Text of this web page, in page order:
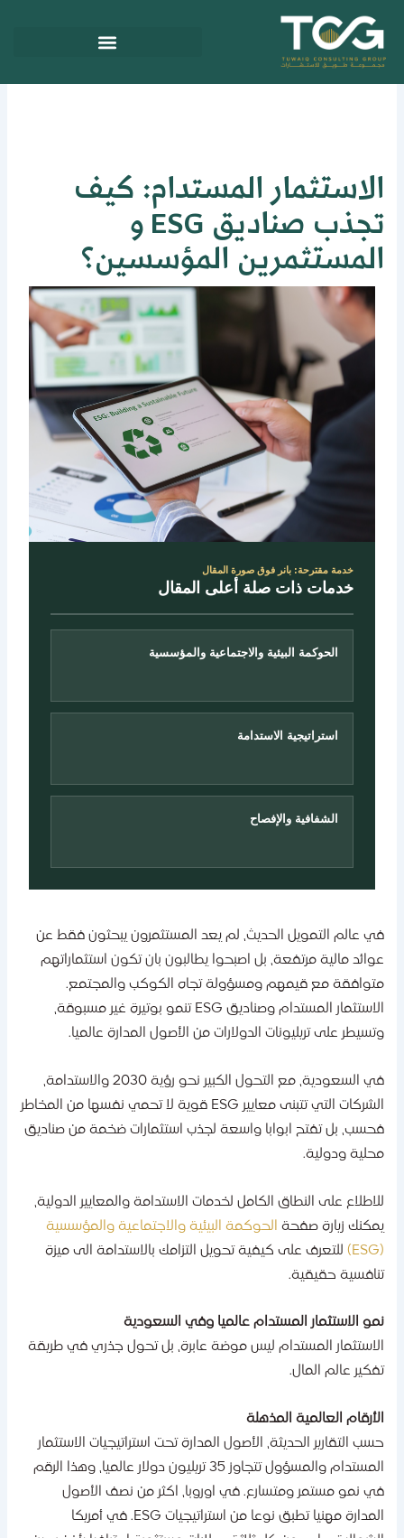
المستدام: كيف
تجذب صناديق ESG و
المؤسسين؟
خدمة مقترحة: بانر فوق صورة المقال
خدمات ذات صلة أعلى المقال
الحوكمة البيئية والاجتماعية والمؤسسية
استراتيجية الاستدامة
الشفافية والإفصاح
عالم التمويل الحديث، لم يعد المستثمرون يبحثون فقط عن
مالية مرتفعة، بل اصبحوا يطالبون بان تكون استثماراتهم
مع قيمهم ومسؤولة تجاه الكوكب والمجتمع.
الاستثمار المستدام وصناديق ESG تنمو بوتيرة غير مسبوقة،
على تريليونات الدولارات من الأصول المدارة عالميا.
في السعودية، مع التحول الكبير نحو رؤية 2030 والاستدامة،
الشركات التي تتبنى معايير ESG قوية لا تحمي نفسها من المخاطر
بل تفتح ابوابا واسعة لجذب استثمارات ضخمة من صناديق
ودولية.
على النطاق الكامل لخدمات الاستدامة والمعايير الدولية،
زيارة صفحة الحوكمة البيئية والاجتماعية والمؤسسية
للتعرف على كيفية تحويل التزامك بالاستدامة الى ميزة
حقيقية.
الاستثمار المستدام عالميا وفي السعودية
المستدام ليس موضة عابرة، بل تحول جذري في طريقة
عالم المال.
العالمية المذهلة
التقارير الحديثة، الأصول المدارة تحت استراتيجيات الاستثمار
المستدام والمسؤول تتجاوز 35 تريليون دولار عالميا، وهذا الرقم
نمو مستمر ومتسارع. في اوروبا، اكثر من نصف الأصول
المدارة مهنيا تطبق نوعا من استراتيجيات ESG. في أمريكا